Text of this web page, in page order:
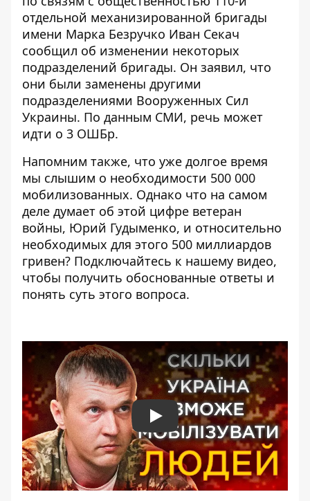
отдельной механизированной бригады
имени Марка Безручко Иван Секач
сообщил об изменении некоторых
подразделений бригады. Он заявил, что
они были заменены другими
подразделениями Вооруженных Сил
Украины. По данным СМИ, речь может
идти о 3 ОШБр.
Напомним также, что уже долгое время
мы слышим о необходимости 500 000
мобилизованных. Однако что на самом
деле думает об этой цифре ветеран
войны, Юрий Гудыменко, и относительно
необходимых для этого 500 миллиардов
гривен? Подключайтесь к нашему видео,
чтобы получить обоснованные ответы и
понять суть этого вопроса.
Play